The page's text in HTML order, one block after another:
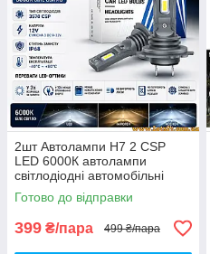
2шт Автолампи H7 2 CSP
LED 6000К автолампи
світлодіодні автомобільні
лампочки лед лампи авто
лампа лед світлодіодна птф
Готово до відправки
399 ₴/пара 499 ₴/пара